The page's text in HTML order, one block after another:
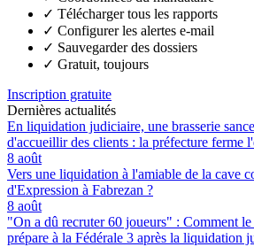
✓ Télécharger tous les rapports
✓ Configurer les alertes e-mail
✓ Sauvegarder des dossiers
✓ Gratuit, toujours
Inscription gratuite
Dernières actualités
En liquidation judiciaire, une brasserie
d'accueillir des clients : la préfecture ferme
8 août
Vers une liquidation à l'amiable de la cave
d'Expression à Fabrezan ?
8 août
"On a dû recruter 60 joueurs" : Comment
prépare à la Fédérale 3 après la liquidation